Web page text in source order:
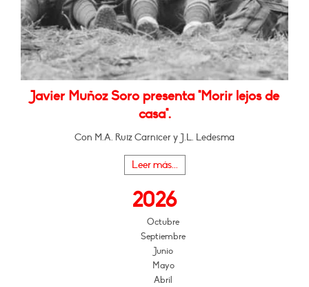
Javier Muñoz Soro presenta "Morir lejos de
casa".
Con M.A. Ruiz Carnicer y J.L. Ledesma
Leer más...
2026
Octubre
Septiembre
Junio
Mayo
Abril